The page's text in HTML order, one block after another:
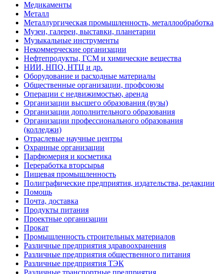
Медикаменты
Металл
Металлургическая промышленность, металлообработка
Музеи, галереи, выставки, планетарии
Музыкальные инструменты
Некоммерческие организации
Нефтепродукты, ГСМ и химические вещества
НИИ, НПО, НТЦ и др.
Оборудование и расходные материалы
Общественные организации, профсоюзы
Операции с недвижимостью, аренда
Организации высшего образования (вузы)
Организации дополнительного образования
Организации профессионального образования
(колледжи)
Отраслевые научные центры
Охранные организации
Парфюмерия и косметика
Переработка вторсырья
Пищевая промышленность
Полиграфические предприятия, издательства, редакции
Помощь
Почта, доставка
Продукты питания
Проектные организации
Прокат
Промышленность строительных материалов
Различные предприятия здравоохранения
Различные предприятия общественного питания
Различные предприятия ТЭК